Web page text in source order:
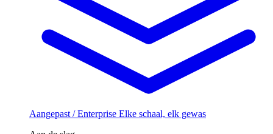
Aangepast / Enterprise Elke schaal, elk gewas